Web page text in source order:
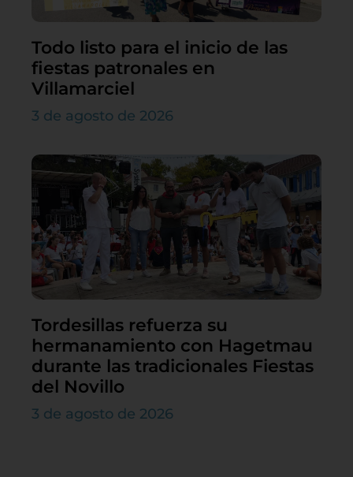
Todo listo para el inicio de las
fiestas patronales en
Villamarciel
3 de agosto de 2026
Tordesillas refuerza su
hermanamiento con Hagetmau
durante las tradicionales Fiestas
del Novillo
3 de agosto de 2026